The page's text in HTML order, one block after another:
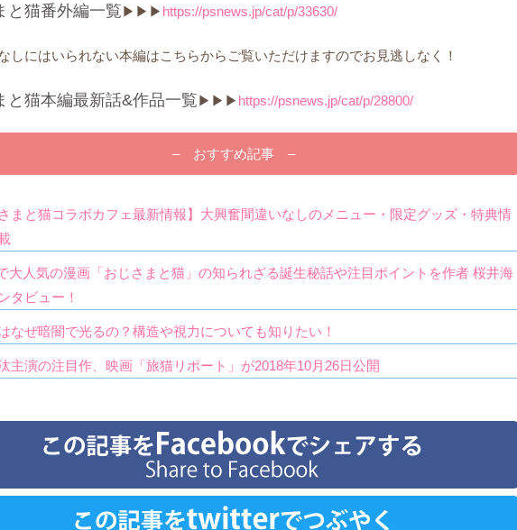
と猫番外編一覧▶▶▶ https://psnews.jp/cat/p/33630/
しにはいられない本編はこちらからご覧いただけますのでお見逃しなく！
と猫本編最新話&作品一覧▶▶▶ https://psnews.jp/cat/p/28800/
– おすすめ記事 –
まと猫コラボカフェ最新情報】大興奮間違いなしのメニュー・限定グッズ・特典情
大人気の漫画「おじさまと猫」の知られざる誕生秘話や注目ポイントを作者 桜井海
タビュー！
なぜ暗闇で光るの？構造や視力についても知りたい！
主演の注目作、映画「旅猫リポート」が2018年10月26日公開